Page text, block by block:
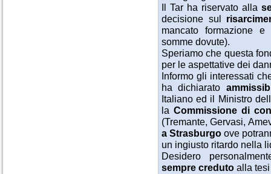
Il Tar ha riservato alla
decisione sul
mancato formazione
somme dovute).
Speriamo che questa
per le aspettative dei
Informo gli interessati
ha dichiarato
Italiano ed il Ministro
la Commissione di
(Tremante, Gervasi,
a Strasburgo ove
un ingiusto ritardo nella
Desidero
sempre creduto alla